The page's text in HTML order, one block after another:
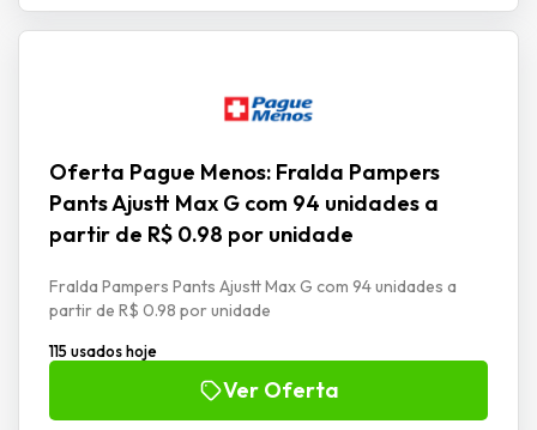
Oferta Pague Menos: Fralda Pampers
Pants Ajustt Max G com 94 unidades a
partir de R$ 0.98 por unidade
Fralda Pampers Pants Ajustt Max G com 94 unidades a
partir de R$ 0.98 por unidade
115 usados hoje
Ver Oferta